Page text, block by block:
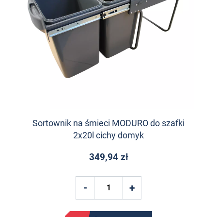
Sortownik na śmieci MODURO do szafki
2x20l cichy domyk
349,94 zł